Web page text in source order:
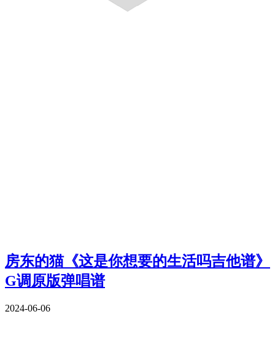
房东的猫《这是你想要的生活吗吉他谱》
G调原版弹唱谱
2024-06-06